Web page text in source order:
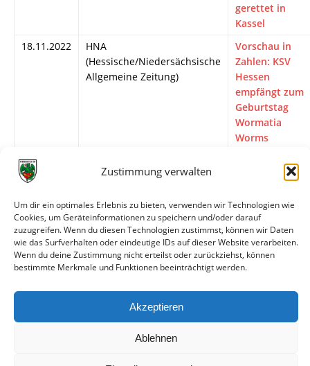
Zustimmung verwalten
Um dir ein optimales Erlebnis zu bieten, verwenden wir Technologien wie
Cookies, um Geräteinformationen zu speichern und/oder darauf
zuzugreifen. Wenn du diesen Technologien zustimmst, können wir Daten
wie das Surfverhalten oder eindeutige IDs auf dieser Website verarbeiten.
Wenn du deine Zustimmung nicht erteilst oder zurückziehst, können
bestimmte Merkmale und Funktionen beeinträchtigt werden.
Akzeptieren
Ablehnen
gerettet in
Kassel
18.11.2022
HNA
(Hessische/Niedersächsische
Allgemeine Zeitung)
Vorschau in
Zahlen: KSV
Hessen
empfängt zum
Geburtstag
Wormatia
Worms
18.11.2022
Vorbericht
17.11.2022
Problemzonen
17.11.2022
Wormser Zeitung
Verlieren
verboten
10.11.2022
Wormser Zeitung
Wormatia
erkämpft in
Unterzahl ein